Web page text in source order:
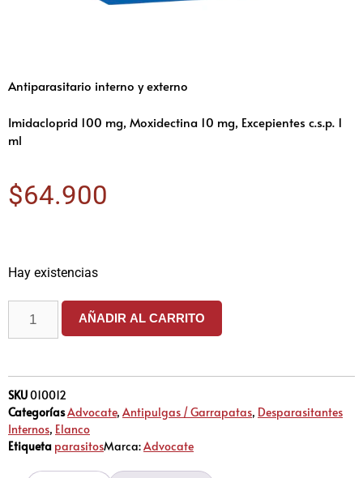
Antiparasitario interno y externo
Imidacloprid 100 mg, Moxidectina 10 mg, Excepientes c.s.p. 1
ml
$64.900
Hay existencias
AÑADIR AL CARRITO
SKU010012
CategoríasAdvocate, Antipulgas / Garrapatas, Desparasitantes
Internos, Elanco
Etiqueta parasitosMarca:Advocate